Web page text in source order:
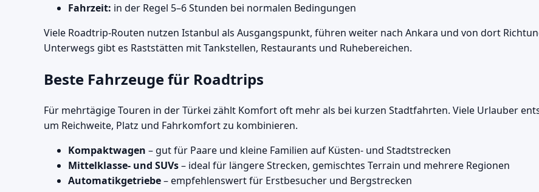
Fahrzeit: in der Regel 5–6 Stunden bei normalen Bedingungen
Viele Roadtrip-Routen nutzen Istanbul als Ausgangspunkt, führen weiter nach Ankara und von dort
Unterwegs gibt es Raststätten mit Tankstellen, Restaurants und Ruhebereichen.
Beste Fahrzeuge für Roadtrips
Für mehrtägige Touren in der Türkei zählt Komfort oft mehr als bei kurzen Stadtfahrten. Viele Urlauber
um Reichweite, Platz und Fahrkomfort zu kombinieren.
Kompaktwagen – gut für Paare und kleine Familien auf Küsten- und Stadtstrecken
Mittelklasse- und SUVs– ideal für längere Strecken, gemischtes Terrain und mehrere Regionen
Automatikgetriebe– empfehlenswert für Erstbesucher und Bergstrecken